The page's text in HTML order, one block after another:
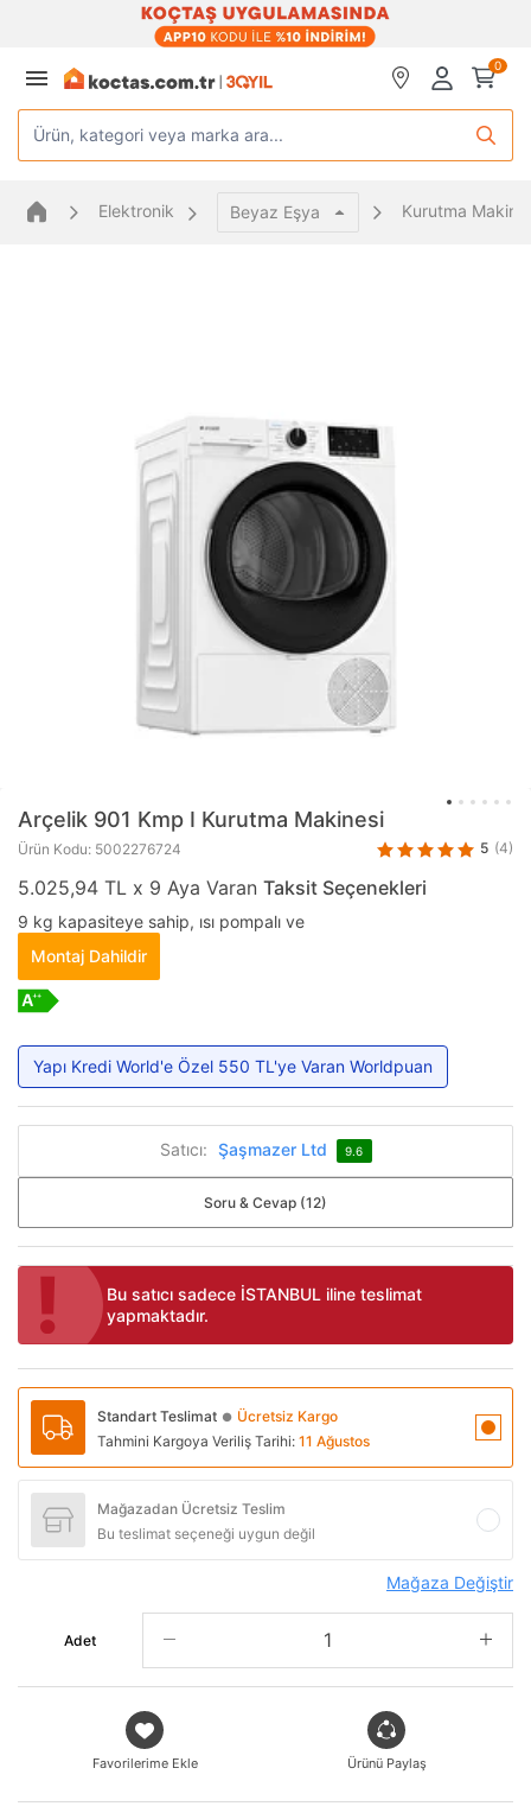
0
Ürün, kategori veya marka ara...
Elektronik Beyaz Eşya Kurutma
Arçelik 901 Kmp I Kurutma Makinesi
Ürün Kodu: 5002276724 5 (4)
5.025,94 TL x 9 Aya Varan Taksit Seçenekleri
9 kg kapasiteye sahip, ısı pompalı ve
Montaj Dahildir
Yapı Kredi World'e Özel 550 TL'ye Varan Worldpuan
Satıcı: Şaşmazer Ltd 9.6
Soru & Cevap (12)
Bu satıcı sadece İSTANBUL iline teslimat
yapmaktadır.
Standart Teslimat ● Ücretsiz Kargo
Tahmini Kargoya Veriliş Tarihi: 11 Ağustos
Mağazadan Ücretsiz Teslim
Bu teslimat seçeneği uygun değil
Mağaza Değiştir
Adet
Favorilerime Ekle Ürünü Paylaş